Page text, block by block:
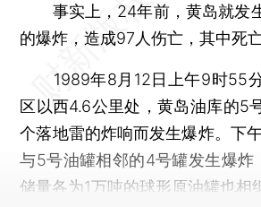
事实上，24年前，黄岛就发
的爆炸，造成97人伤亡，其中死亡
1989年8月12日上午9时55分
区以西4.6公里处，黄岛油库的5
个落地雷的炸响而发生爆炸。下
与5号油罐相邻的4号罐发生爆炸
储量各为1万吨的球形原油罐也相